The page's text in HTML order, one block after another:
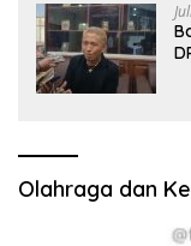
Olahraga dan